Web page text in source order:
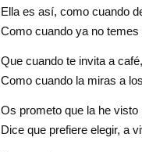
Ella es así, como cuando
Como cuando ya no
Que cuando te invita a
Como cuando la miras a
Os prometo que la he visto
Dice que prefiere elegir, a